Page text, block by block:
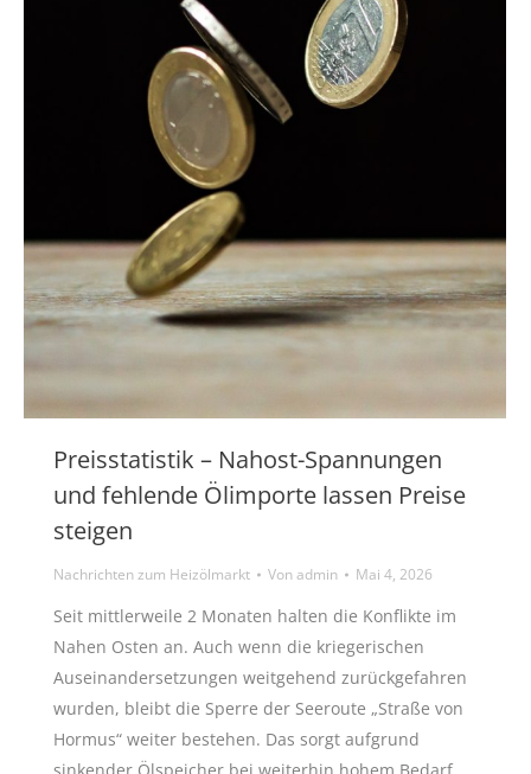
Preisstatistik – Nahost-Spannungen
und fehlende Ölimporte lassen Preise
steigen
Nachrichten zum Heizölmarkt Vonadmin Mai 4, 2026
Seit mittlerweile 2 Monaten halten die Konflikte im
Nahen Osten an. Auch wenn die kriegerischen
Auseinandersetzungen weitgehend zurückgefahren
wurden, bleibt die Sperre der Seeroute „Straße von
Hormus“ weiter bestehen. Das sorgt aufgrund